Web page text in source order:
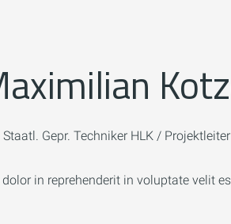
Staatl. Gepr. Techniker HLK /
in reprehenderit in voluptate velit